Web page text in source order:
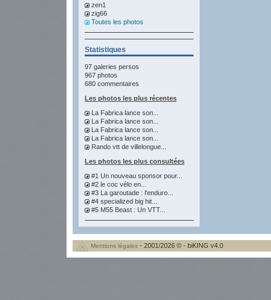
zen1
zig66
Toutes les photos
Statistiques
97 galeries persos
967 photos
680 commentaires
Les photos les plus récentes
La Fabrica lance son...
La Fabrica lance son...
La Fabrica lance son...
La Fabrica lance son...
Rando vtt de villelongue...
Les photos les plus consultées
#1 Un nouveau sponsor pour...
#2 le coc vélo en...
#3 La garoutade : l'enduro...
#4 specialized big hit...
#5 M55 Beast : Un VTT...
Mentions légales - 2001/2026 © - biKING v4.0